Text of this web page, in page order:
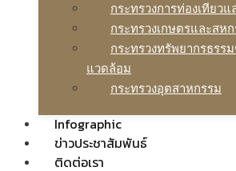
กระทรวงการท่องเทียวแ
กระทรวงเกษตรและสห
กระทรวงทรัพยากรธรร
แวดล้อม
กระทรวงอุตสาหกรรม
Infographic
ข่าวประชาสัมพันธ์
ติดต่อเรา